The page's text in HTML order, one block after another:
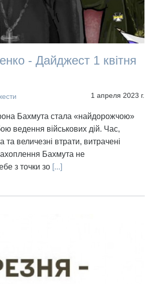
- Дайджест 1 квітня
1 апреля 2023 г.
Бахмута стала «найдорожчою»
ведення військових дій. Час,
та величезні втрати, витрачені
Бахмута не
з точки зо [...]